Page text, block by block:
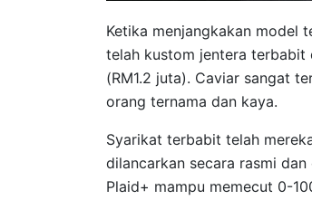
Ketika menjangkakan model
telah kustom jentera terbabit
(RM1.2 juta). Caviar sangat
orang ternama dan kaya.
Syarikat terbabit telah
dilancarkan secara rasmi
Plaid+ mampu memecut 0-